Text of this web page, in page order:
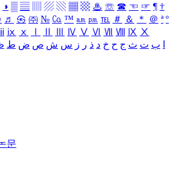
◑ ▒ ▤ ▨ ▧ ▦ ▩ ♨ ☏ ☎ ☜ ☞ ¶ †
♬ ㉿ ㈜ № ㏇ ™ ㏂ ㏘ ℡ ＃ ＆ ＊ ＠ ª º
ⅸ ⅹ Ⅳ Ⅴ Ⅵ Ⅶ Ⅷ Ⅸ Ⅹ
ب ت ث ج ح خ د ذ ر ز س ش ص ض ط
문